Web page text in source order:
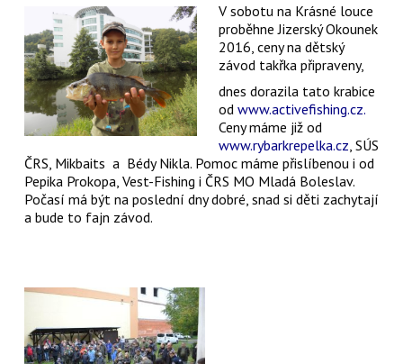
V sobotu na Krásné louce
proběhne Jizerský Okounek
2016, ceny na dětský
závod takřka připraveny,
dnes dorazila tato krabice
od www.activefishing.cz.
Ceny máme již od
www.rybarkrepelka.cz, SÚS
ČRS, Mikbaits a Bédy Nikla. Pomoc máme přislíbenou i od
Pepika Prokopa, Vest-Fishing i ČRS MO Mladá Boleslav.
Počasí má být na poslední dny dobré, snad si děti zachytají
a bude to fajn závod.